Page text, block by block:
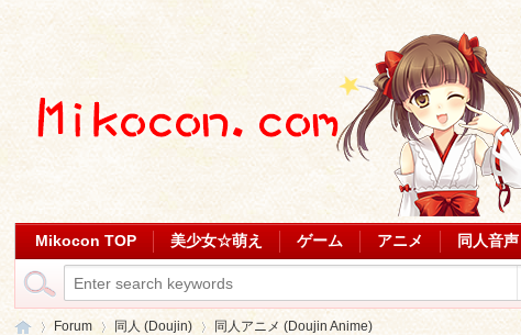
Mikocon TOP 美少女☆萌え ゲーム アニメ 同人音声
Forum 同人 (Doujin) 同人アニメ (Doujin Anime)